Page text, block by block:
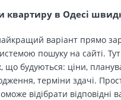
квартиру в Одесі
варіант прямо
пошуку на сайті.
що будуються: ціни,
терміни здачі.
відібрати відповідні